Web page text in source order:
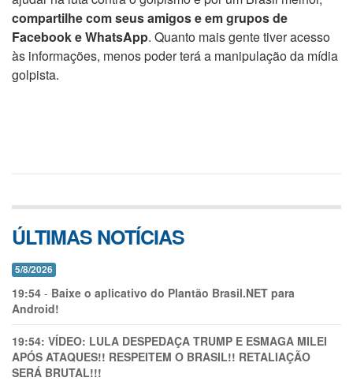
compartilhe com seus amigos e em grupos de
Facebook e WhatsApp. Quanto mais gente tiver acesso
às informações, menos poder terá a manipulação da mídia
golpista.
ÚLTIMAS NOTÍCIAS
5/8/2026
19:54 - Baixe o aplicativo do Plantão Brasil.NET para
Android!
19:54: VÍDEO: LULA DESPEDAÇA TRUMP E ESMAGA MILEI
APÓS ATAQUES!! RESPEITEM O BRASIL!! RETALIAÇÃO
SERÁ BRUTAL!!!